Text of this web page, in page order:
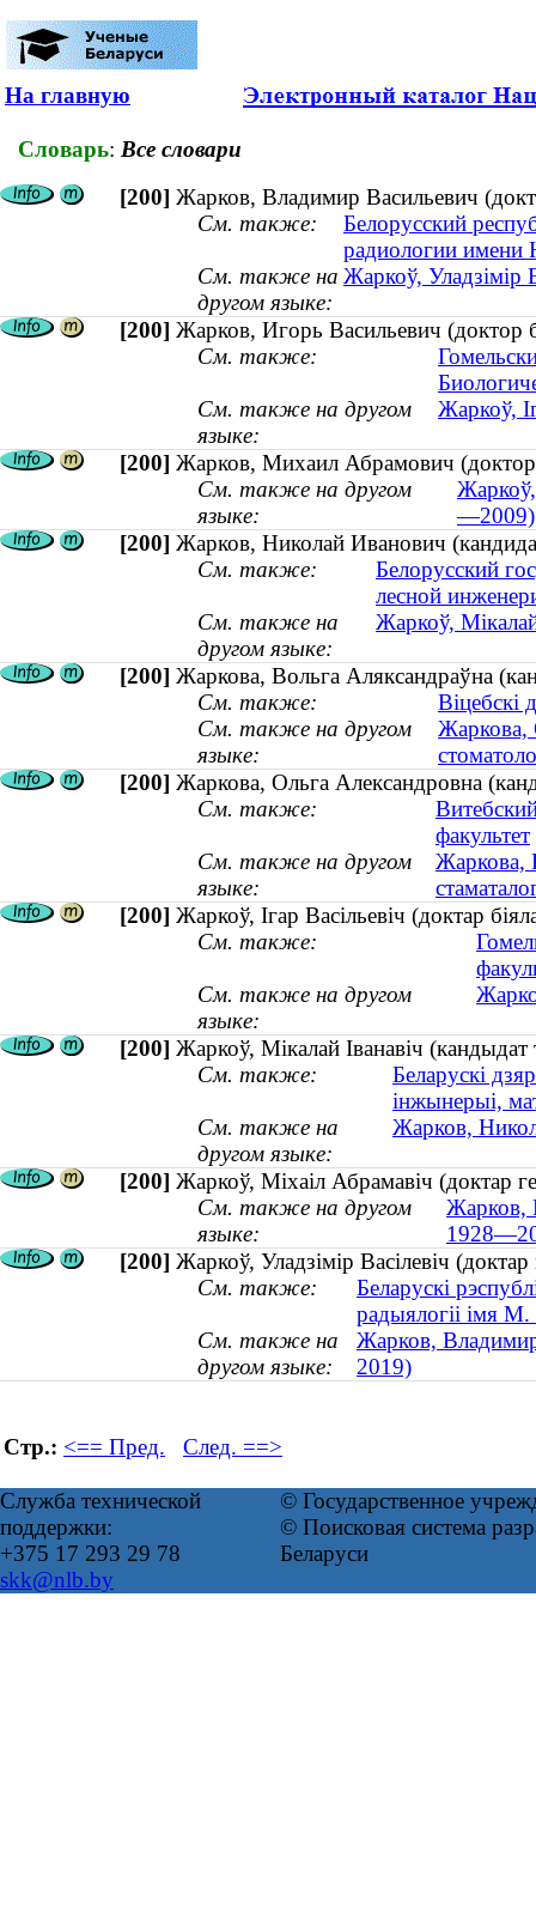
На главную
Словарь: Все словари
[200] Жарков, Владимир Васильевич
См. также:
Белорусский
радиологии имени
См. также на
другом языке:
Жаркоў, Уладзімір
[200] Жарков, Игорь Васильевич
См. также:
См. также на другом
языке:
Жаркоў,
[200] Жарков, Михаил Абрамович
См. также на другом
языке:
Жаркоў,
—2009)
[200] Жарков, Николай Иванович
См. также:
Белорусский
лесной
См. также на
другом языке:
Жаркоў,
[200] Жаркова, Вольга Аляксандраўна
См. также:
Віцебскі
См. также на другом
языке:
Жаркова,
[200] Жаркова, Ольга Александровна
См. также:
факультет
См. также на другом
языке:
Жаркова,
[200] Жаркоў, Ігар Васільевіч (доктар
См. также:
См. также на другом
языке:
[200] Жаркоў, Мікалай Іванавіч
См. также:
Беларускі
інжынерыі,
См. также на
другом языке:
Жарков,
[200] Жаркоў, Міхаіл Абрамавіч (доктар
См. также на другом
языке:
Жарков,
[200] Жаркоў, Уладзімір Васілевіч
См. также:
Беларускі
радыялогіі імя
См. также на
другом языке:
Жарков,
2019)
Стр.: <== Пред. След. ==>
Служба технической
поддержки:
+375 17 293 29 78
skk@nlb.by
© Государственное
© Поисковая система
Беларуси